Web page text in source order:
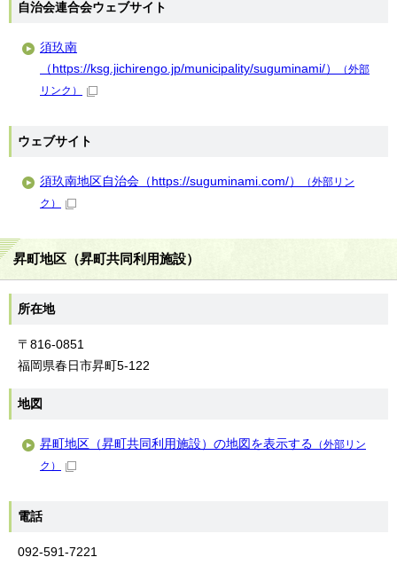
自治会連合会ウェブサイト
須玖南
（https://ksg.jichirengo.jp/municipality/suguminami/）
（外部
リンク）
ウェブサイト
須玖南地区自治会（https://suguminami.com/）
（外部リン
ク）
昇町地区（昇町共同利用施設）
所在地
〒816-0851
福岡県春日市昇町5-122
地図
昇町地区（昇町共同利用施設）の地図を表示する （外部リン
ク）
電話
092-591-7221